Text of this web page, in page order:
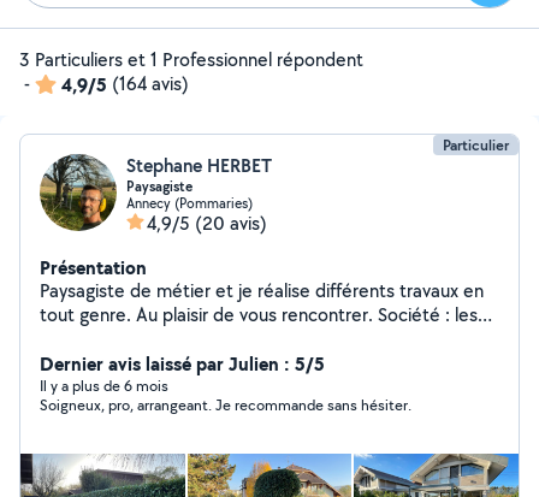
3 Particuliers et 1 Professionnel répondent
-
4,9/5 (164 avis)
Particulier
Stephane HERBET
Paysagiste
Annecy (Pommaries)
4,9/5 (20 avis)
Présentation
Paysagiste de métier et je réalise différents travaux en
tout genre. Au plaisir de vous rencontrer. Société : les
Dernier avis laissé par Julien : 5/5
Il y a plus de 6 mois
Soigneux, pro, arrangeant. Je recommande sans hésiter.